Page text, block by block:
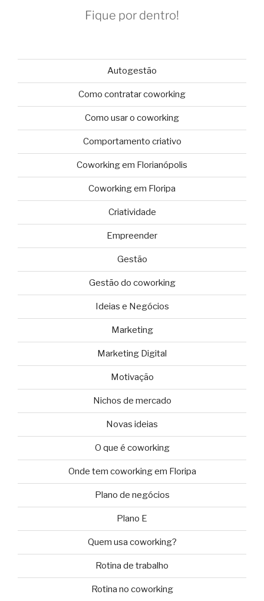
Fique por dentro!
Autogestão
Como contratar coworking
Como usar o coworking
Comportamento criativo
Coworking em Florianópolis
Coworking em Floripa
Criatividade
Empreender
Gestão
Gestão do coworking
Ideias e Negócios
Marketing
Marketing Digital
Motivação
Nichos de mercado
Novas ideias
O que é coworking
Onde tem coworking em Floripa
Plano de negócios
Plano E
Quem usa coworking?
Rotina de trabalho
Rotina no coworking